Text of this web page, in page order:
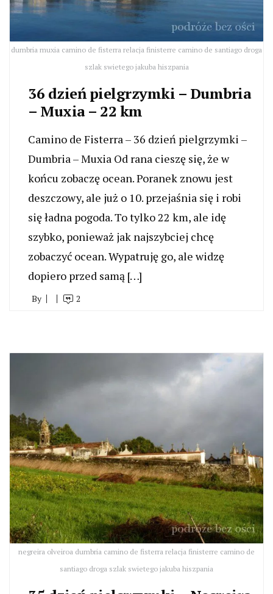
dumbria muxia camino de fisterra relacja finisterre camino de santiago droga
szlak swietego jakuba hiszpania
36 dzień pielgrzymki – Dumbria
– Muxia – 22 km
Camino de Fisterra – 36 dzień pielgrzymki –
Dumbria – Muxia Od rana cieszę się, że w
końcu zobaczę ocean. Poranek znowu jest
deszczowy, ale już o 10. przejaśnia się i robi
się ładna pogoda. To tylko 22 km, ale idę
szybko, ponieważ jak najszybciej chcę
zobaczyć ocean. Wypatruję go, ale widzę
dopiero przed samą […]
By 2
negreira olveiroa dumbria camino de fisterra relacja finisterre camino de
santiago droga szlak swietego jakuba hiszpania